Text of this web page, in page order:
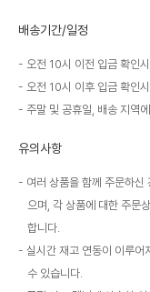
배송기간/일정
오전 10시 이전 입금 확인
오전 10시 이후 입금 확인
주말 및 공휴일, 배송 지역
유의사항
여러 상품을 함께 주문하신
으며, 각 상품에 대한 주문
합니다.
실시간 재고 연동이 이루어
수 있습니다.